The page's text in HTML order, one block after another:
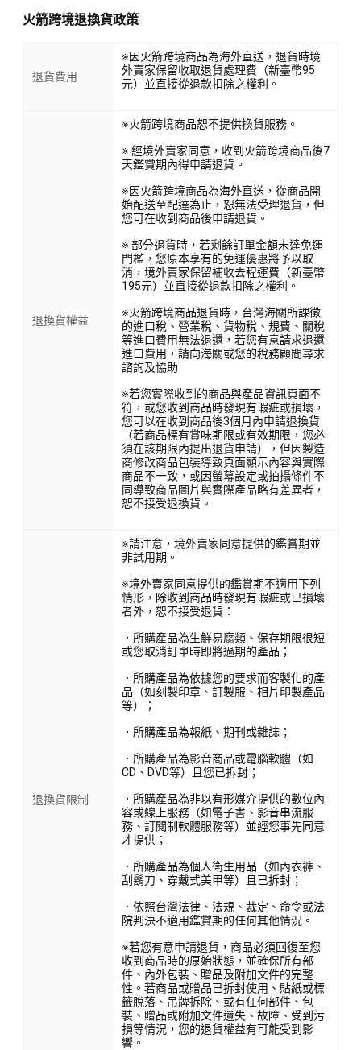
火箭跨境退換貨政策
退貨費用
※因火箭跨境商品為海外直送，退貨時境
外賣家保留收取退貨處理費（新臺幣95
元）並直接從退款扣除之權利。
退換貨權益
※火箭跨境商品恕不提供換貨服務。
※ 經境外賣家同意，收到火箭跨境商品後7
天鑑賞期內得申請退貨。
※因火箭跨境商品為海外直送，從商品開
始配送至配達為止，恕無法受理退貨，但
您可在收到商品後申請退貨。
※ 部分退貨時，若剩餘訂單金額未達免運
門檻，您原本享有的免運優惠將予以取
消，境外賣家保留補收去程運費（新臺幣
195元）並直接從退款扣除之權利。
※火箭跨境商品退貨時，台灣海關所課徵
的進口稅、營業稅、貨物稅、規費、關稅
等進口費用無法退還，若您有意請求退還
進口費用，請向海關或您的稅務顧問尋求
諮詢及協助
※若您實際收到的商品與產品資訊頁面不
符，或您收到商品時發現有瑕疵或損壞，
您可以在收到商品後3個月內申請退換貨
（若商品標有賞味期限或有效期限，您必
須在該期限內提出退貨申請），但因製造
商修改商品包裝導致頁面顯示內容與實際
商品不一致，或因螢幕設定或拍攝條件不
同導致商品圖片與實際產品略有差異者，
恕不接受退換貨。
退換貨限制
※請注意，境外賣家同意提供的鑑賞期並
非試用期。
※境外賣家同意提供的鑑賞期不適用下列
情形，除收到商品時發現有瑕疵或已損壞
者外，恕不接受退貨：
．所購產品為生鮮易腐類、保存期限很短
或您取消訂單時即將過期的產品；
．所購產品為依據您的要求而客製化的產
品（如刻製印章、訂製服、相片印製產品
等）；
．所購產品為報紙、期刊或雜誌；
．所購產品為影音商品或電腦軟體（如
CD、DVD等）且您已拆封；
．所購產品為非以有形媒介提供的數位內
容或線上服務（如電子書、影音串流服
務、訂閱制軟體服務等）並經您事先同意
才提供；
．所購產品為個人衛生用品（如內衣褲、
刮鬍刀、穿戴式美甲等）且已拆封；
．依照台灣法律、法規、裁定、命令或法
院判決不適用鑑賞期的任何其他情況。
※若您有意申請退貨，商品必須回復至您
收到商品時的原始狀態，並確保所有部
件、內外包裝、贈品及附加文件的完整
性。若商品或贈品已拆封使用、貼紙或標
籤脫落、吊牌拆除、或有任何部件、包
裝、贈品或附加文件遺失、故障、受到污
損等情況，您的退貨權益有可能受到影
響。